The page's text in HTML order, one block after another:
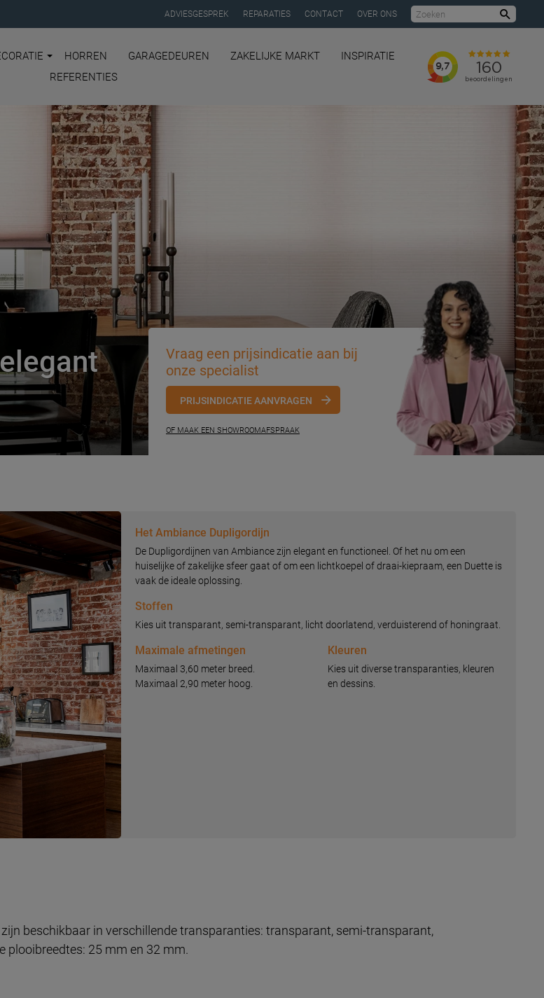
ADVIESGESPREK REPARATIES CONTACT OVER ONS
HORREN GARAGEDEUREN ZAKELIJKE MARKT
INSPIRATIE
REFERENTIES
Vraag een prijsindicatie aan bij
onze specialist
PRIJSINDICATIE AANVRAGEN
OF MAAK EEN SHOWROOMAFSPRAAK
Het Ambiance Dupligordijn
De Dupligordijnen van Ambiance zijn elegant en functioneel. Of het nu om een
huiselijke of zakelijke sfeer gaat of om een lichtkoepel of draai-kiepraam, een Duette is
vaak de ideale oplossing.
Stoffen
Kies uit transparant, semi-transparant, licht doorlatend, verduisterend of honingraat.
Maximale afmetingen
Maximaal 3,60 meter breed.
Maximaal 2,90 meter hoog.
Kleuren
Kies uit diverse transparanties, kleuren
en dessins.
beschikbaar in verschillende transparanties: transparant, semi-transparant,
plooibreedtes: 25 mm en 32 mm.